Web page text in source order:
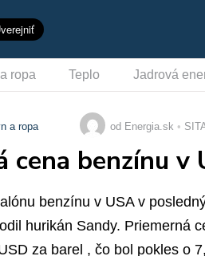
ropa Teplo Jadrová
a ropa od Energia.sk
cena benzínu v
benzínu v USA v
hurikán Sandy. Priemerná
za barel , čo bol pokles o